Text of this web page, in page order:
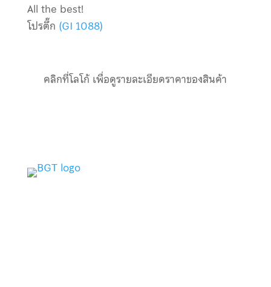
All the best!
โปรตึ๊ก (GI 1088)
คลิกที่โลโก้ เพื่อดูรายละเอียดราคาของสินค้า